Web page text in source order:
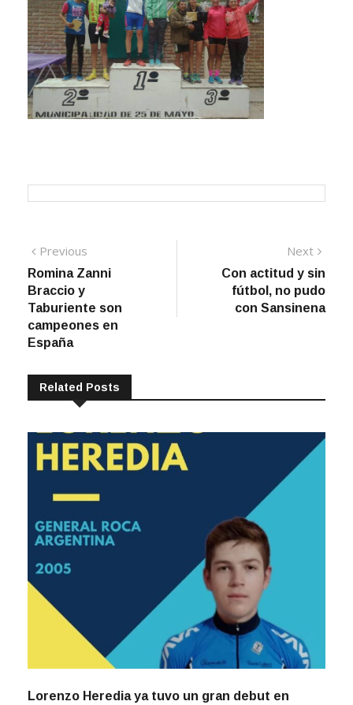
Navegación
de
entradas
Previous
post:
Romina Zanni
Braccio y
Taburiente son
campeones en
España
Next
Con actitud y sin
fútbol, no pudo
con Sansinena
Related Posts
Lorenzo Heredia ya tuvo un gran debut en